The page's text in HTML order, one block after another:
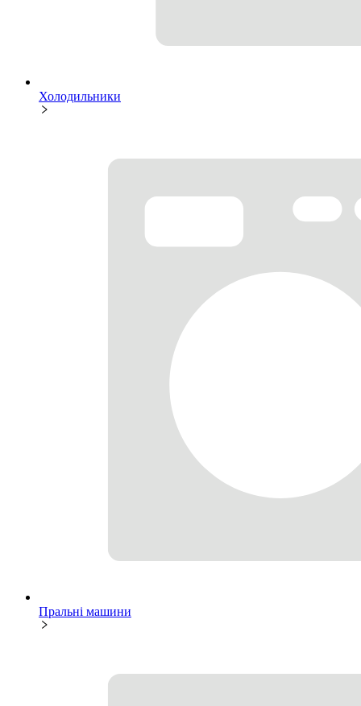
Холодильники
Пральні машини